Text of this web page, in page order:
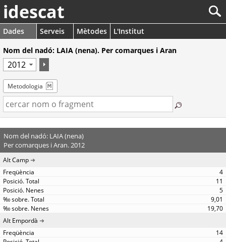
idescat
Dades Serveis Mètodes
L'Institut
Nom del nadó: LAIA (nena). Per comarques i Aran
Metodologia
Nom del nadó: LAIA (nena)
Per comarques i Aran. 2012
Alt Camp
4
11
5
9,01
19,70
Alt Empordà
14